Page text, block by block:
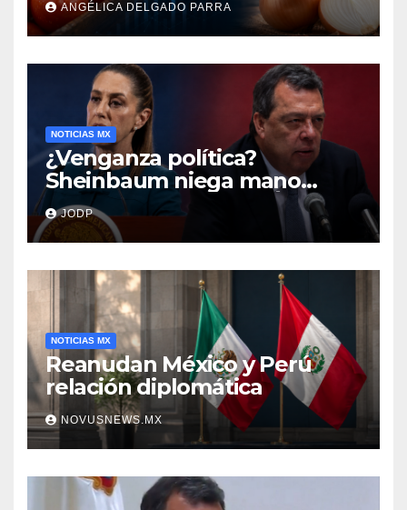
encarecen
ANGÉLICA DELGADO PARRA
NOTICIAS MX
¿Venganza política?
Sheinbaum niega mano
negra en captura de Ángel
Aguirre
JODP
NOTICIAS MX
Reanudan México y Perú
relación diplomática
NOVUSNEWS.MX